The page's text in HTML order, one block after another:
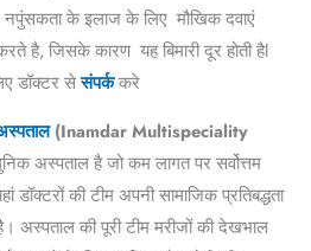
नपुंसकता के इलाज के लिए मौखिक दवाएं
है,जिसके कारण यह बिमारी दूर होती हैl
डॉक्टर सेसंपर्ककरे
(Inamdar Multispeciality
अस्पताल है जो कम लागत पर सर्वोत्तम
डॉक्टरों की टीम अपनी सामाजिक प्रतिबद्धता
अस्पताल की पूरी टीम मरीजों की देखभाल